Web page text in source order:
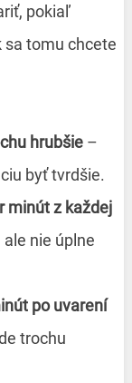
pokiaľ
sa tomu chcete
hrubšie–
byť tvrdšie.
minút z každej
nie úplne
po uvarení
trochu